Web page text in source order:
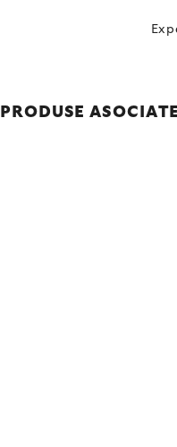
PRODUSE ASOCIATE